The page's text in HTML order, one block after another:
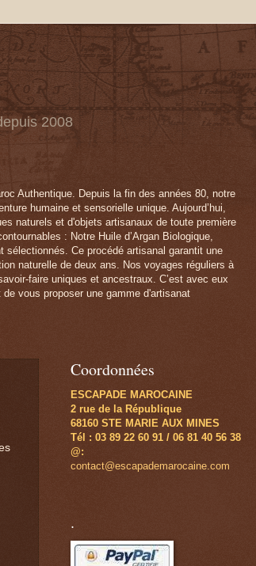
2008
Authentique. Depuis la fin des années 80, notre
humaine et sensorielle unique. Aujourd’hui,
naturels et d'objets artisanaux de toute première
: Notre Huile d’Argan Biologique,
sélectionnés. Ce procédé artisanal garantit une
naturelle de deux ans. Nos voyages réguliers à
faire uniques et ancestraux. C’est avec eux
vous proposer une gamme d'artisanat
Coordonnées
ESCAPADE MAROCAINE
2 rue de la République
68160 STE MARIE AUX MINES
Tél : 03 89 22 60 91 / 06 81 40 56 38
@:
contact@escapademarocaine.com
.